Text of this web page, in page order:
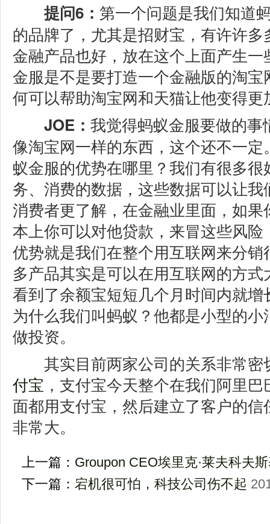
提问6： 第一个问题是我们知道
的品牌了，尤其是招财宝，有许许
金融产品也好，放在这个上面产生
金服是不是要打造一个金融版的淘
何可以帮助淘宝网和天猫让他变得更
JOE： 我觉得蚂蚁金服要做的
像淘宝网一样的东西，这个还不一
蚁金服的优势在哪里？我们有很多
务、消费的数据，这些数据可以让
消费者更了解，在金融业里面，如
本上你可以对他贷款，来冒这些风
优势就是我们在整个用互联网来分
多产品其实是可以在用互联网的方
看到了余额宝短短几个月时间内就
为什么我们叫蚂蚁？他都是小型的
做投资。
其实目前两家公司的关系非常密
付宝 ，支付宝今天整个在我们阿里
面都用支付宝，然后建立了客户的
非常大。
上一篇： Groupon CEO埃里克·莱夫科夫
下一篇： 宕机很可怕，科技公司伤不起